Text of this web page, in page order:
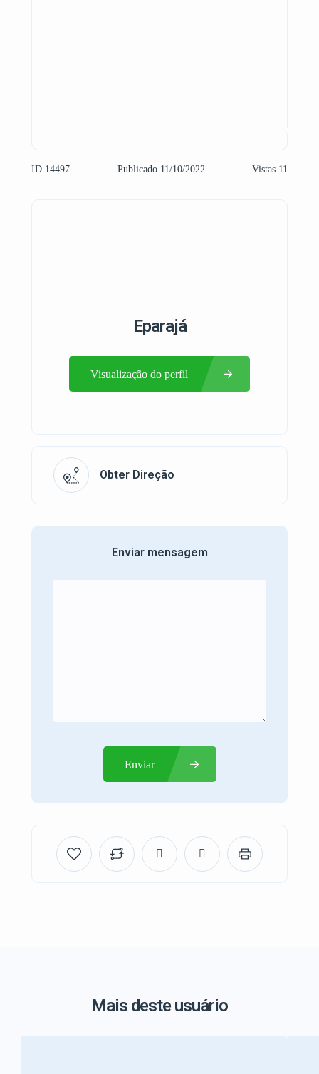
ID 14497 Publicado 11/10/2022 Vistas 11
Eparajá
Visualização do perfil
Obter Direção
Enviar mensagem
Enviar
Mais deste usuário